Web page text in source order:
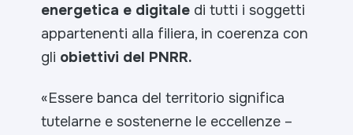
energetica e digitale di tutti i soggetti
appartenenti alla filiera, in coerenza con
gli obiettivi del PNRR.
«Essere banca del territorio significa
tutelarne e sostenerne le eccellenze –